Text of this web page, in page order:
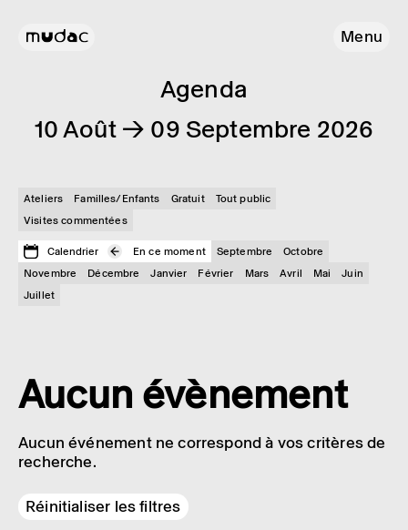
Menu
Agenda
10 Août → 09 Septembre 2026
Ateliers Familles/Enfants Gratuit
Tout public
Visites commentées
Calendrier En ce moment Septembre
Octobre
Novembre
Décembre Janvier Février Mars Avril Mai
Juin
Juillet
Aucun évènement
Aucun événement ne correspond à vos critères de
recherche.
Réinitialiser les filtres